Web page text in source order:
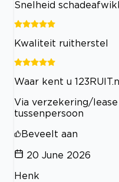
Snelheid
Kwaliteit ruitherstel
Waar kent u
Via verzekering/
tussenpersoon
Beveelt aan
20 June 2026
Henk